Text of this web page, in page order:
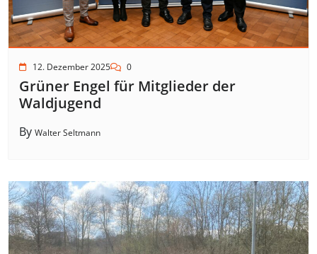
12. Dezember 2025 0
Grüner Engel für Mitglieder der
Waldjugend
By Walter Seltmann